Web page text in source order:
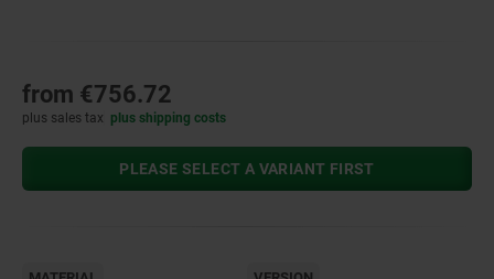
from €756.72
plus sales tax plus shipping costs
PLEASE SELECT A VARIANT FIRST